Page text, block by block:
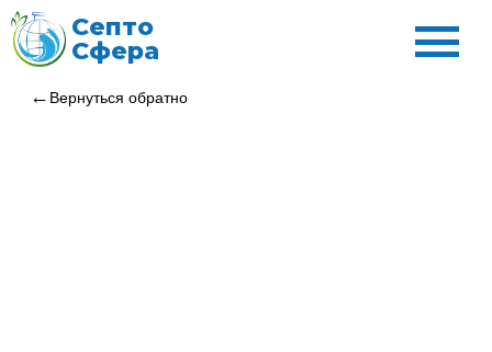
Септо
Сфера
Вернуться обратно